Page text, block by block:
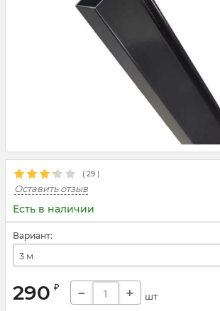
( 29 )
Оставить отзыв
Есть в наличии
Вариант:
3 м
290 ₽ − + шт